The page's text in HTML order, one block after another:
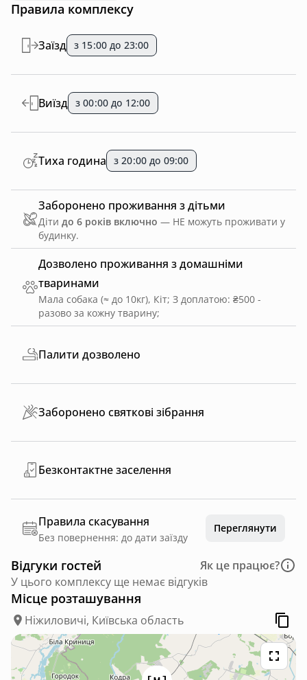
Правила комплексу
Дозволено проживання з домашніми
тваринами
Мала собака (≈ до 10кг), Кіт; З доплатою: ₴500 -
разово за кожну тварину;
Заїзд з 15:00 до 23:00
Виїзд з 00:00 до 12:00
Заборонено проживання з дітьми
Діти до 6 років включно — НЕ можуть проживати у
будинку.
Тиха година з 20:00 до 09:00
Палити дозволено
Заборонено святкові зібрання
Безконтактне заселення
Правила скасування
Без повернення: до дати заїзду
Переглянути
Відгуки гостей
Як це працює?
У цього комплексу ще немає відгуків
Місце розташування
Ніжиловичі, Київська область